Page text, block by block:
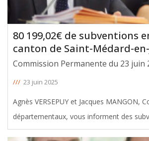
80 199,02€ de subventions
canton de Saint-Médard-
Commission Permanente du 23 juin
/// 23 juin 2025
Agnès VERSEPUY et Jacques MANGON,
départementaux, vous informent des
avec leur soutien en faveur du canton de